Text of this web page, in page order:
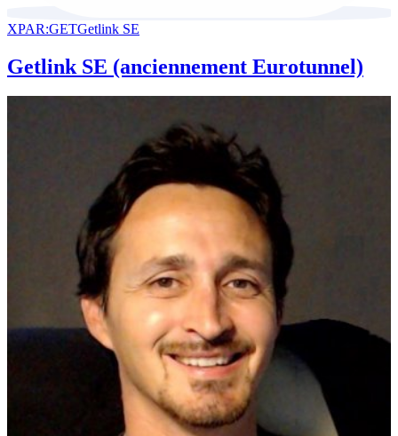
XPAR:GETGetlink SE
Getlink SE (anciennement Eurotunnel)